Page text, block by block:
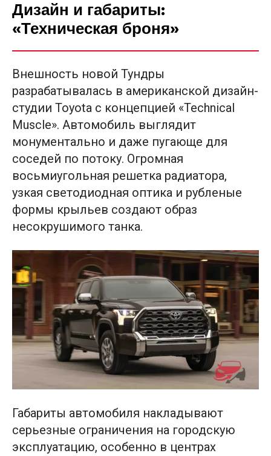
Дизайн и габариты:
«Техническая броня»
Внешность новой Тундры
разрабатывалась в американской дизайн-
студии Toyota с концепцией «Technical
Muscle». Автомобиль выглядит
монументально и даже пугающе для
соседей по потоку. Огромная
восьмиугольная решетка радиатора,
узкая светодиодная оптика и рубленые
формы крыльев создают образ
несокрушимого танка.
Габариты автомобиля накладывают
серьезные ограничения на городскую
эксплуатацию, особенно в центрах